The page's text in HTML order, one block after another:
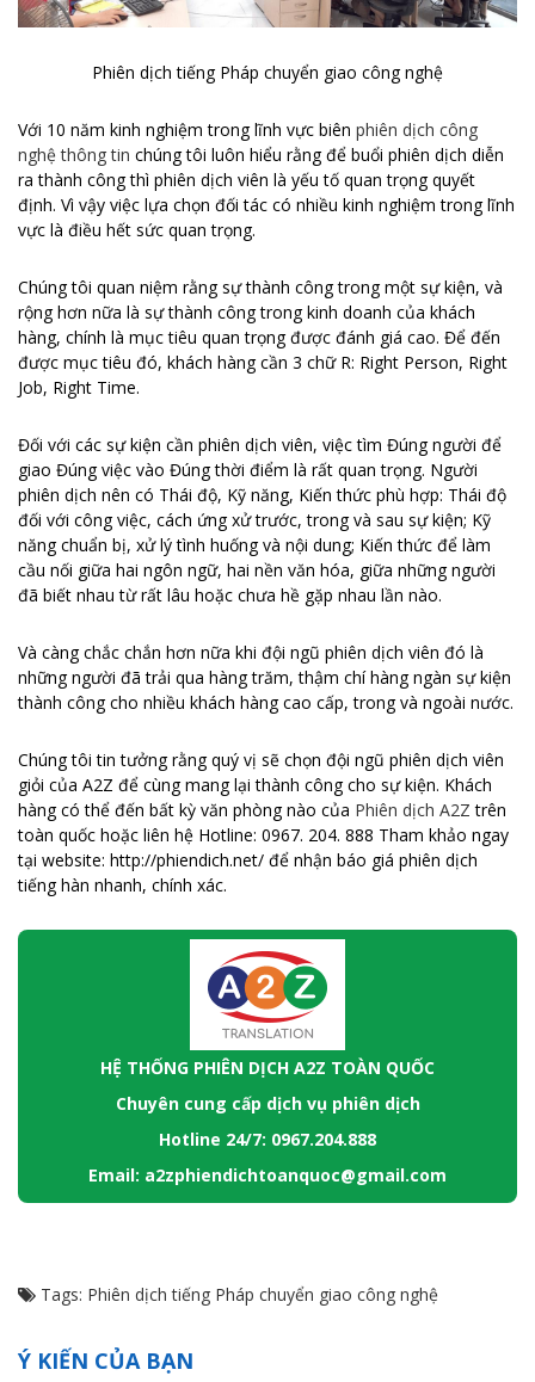
Phiên dịch tiếng Pháp chuyển giao công nghệ
Với 10 năm kinh nghiệm trong lĩnh vực biên phiên dịch công
nghệ thông tin chúng tôi luôn hiểu rằng để buổi phiên dịch diễn
ra thành công thì phiên dịch viên là yếu tố quan trọng quyết
định. Vì vậy việc lựa chọn đối tác có nhiều kinh nghiệm trong lĩnh
vực là điều hết sức quan trọng.
Chúng tôi quan niệm rằng sự thành công trong một sự kiện, và
rộng hơn nữa là sự thành công trong kinh doanh của khách
hàng, chính là mục tiêu quan trọng được đánh giá cao. Để đến
được mục tiêu đó, khách hàng cần 3 chữ R: Right Person, Right
Job, Right Time.
Đối với các sự kiện cần phiên dịch viên, việc tìm Đúng người để
giao Đúng việc vào Đúng thời điểm là rất quan trọng. Người
phiên dịch nên có Thái độ, Kỹ năng, Kiến thức phù hợp: Thái độ
đối với công việc, cách ứng xử trước, trong và sau sự kiện; Kỹ
năng chuẩn bị, xử lý tình huống và nội dung; Kiến thức để làm
cầu nối giữa hai ngôn ngữ, hai nền văn hóa, giữa những người
đã biết nhau từ rất lâu hoặc chưa hề gặp nhau lần nào.
Và càng chắc chắn hơn nữa khi đội ngũ phiên dịch viên đó là
những người đã trải qua hàng trăm, thậm chí hàng ngàn sự kiện
thành công cho nhiều khách hàng cao cấp, trong và ngoài nước.
Chúng tôi tin tưởng rằng quý vị sẽ chọn đội ngũ phiên dịch viên
giỏi của A2Z để cùng mang lại thành công cho sự kiện. Khách
hàng có thể đến bất kỳ văn phòng nào của Phiên dịch A2Z trên
toàn quốc hoặc liên hệ Hotline: 0967. 204. 888 Tham khảo ngay
tại website: http://phiendich.net/ để nhận báo giá phiên dịch
tiếng hàn nhanh, chính xác.
HỆ THỐNG PHIÊN DỊCH A2Z TOÀN QUỐC
Chuyên cung cấp dịch vụ phiên dịch
Hotline 24/7: 0967.204.888
Email: a2zphiendichtoanquoc@gmail.com
Tags: Phiên dịch tiếng Pháp chuyển giao công nghệ
Ý KIẾN CỦA BẠN